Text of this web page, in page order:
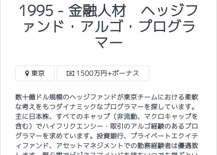
1995 - 金融人材 ヘッジフ
ァンド・アルゴ・プログラ
マー
東京 1500万円+ボーナス
数十億ドル規模のヘッジファンドが東京チームにおける柔軟
な考えをもつダイナミックなプログラマーを探しています。
主に日本株、すべてのキャップ（非流動、マクロキャップを
含む）でハイフリクエンシー・取引のアルゴ経験のあるプロ
グラマーを求めています。投資銀行、プライベートエクイテ
ィファンド、アセットマネジメントでの勤務経験者は優遇致